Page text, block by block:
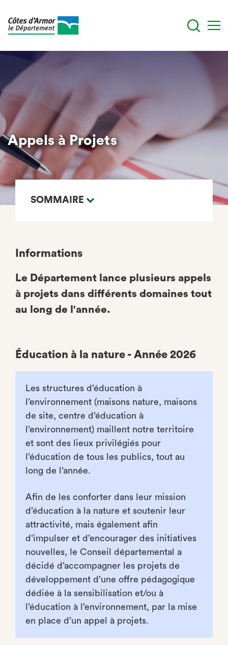
contenu
principal
Appels à Projets
SOMMAIRE
Informations
Le Département lance plusieurs appels
à projets dans différents domaines tout
au long de l'année.
Éducation à la nature - Année 2026
Les structures d’éducation à
l’environnement (maisons nature, maisons
de site, centre d’éducation à
l’environnement) maillent notre territoire
et sont des lieux privilégiés pour
l’éducation de tous les publics, tout au
long de l’année.
Afin de les conforter dans leur mission
d’éducation à la nature et soutenir leur
attractivité, mais également afin
d’impulser et d’encourager des initiatives
nouvelles, le Conseil départemental a
décidé d’accompagner les projets de
développement d’une offre pédagogique
dédiée à la sensibilisation et/ou à
l’éducation à l’environnement, par la mise
en place d’un appel à projets.